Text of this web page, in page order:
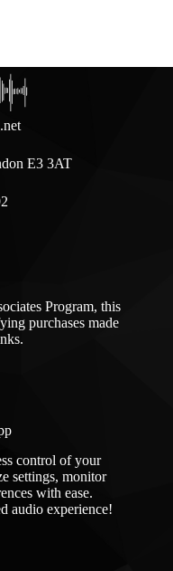
E3 3AT
Program, this
purchases made
control of your
settings, monitor
with ease.
audio experience!